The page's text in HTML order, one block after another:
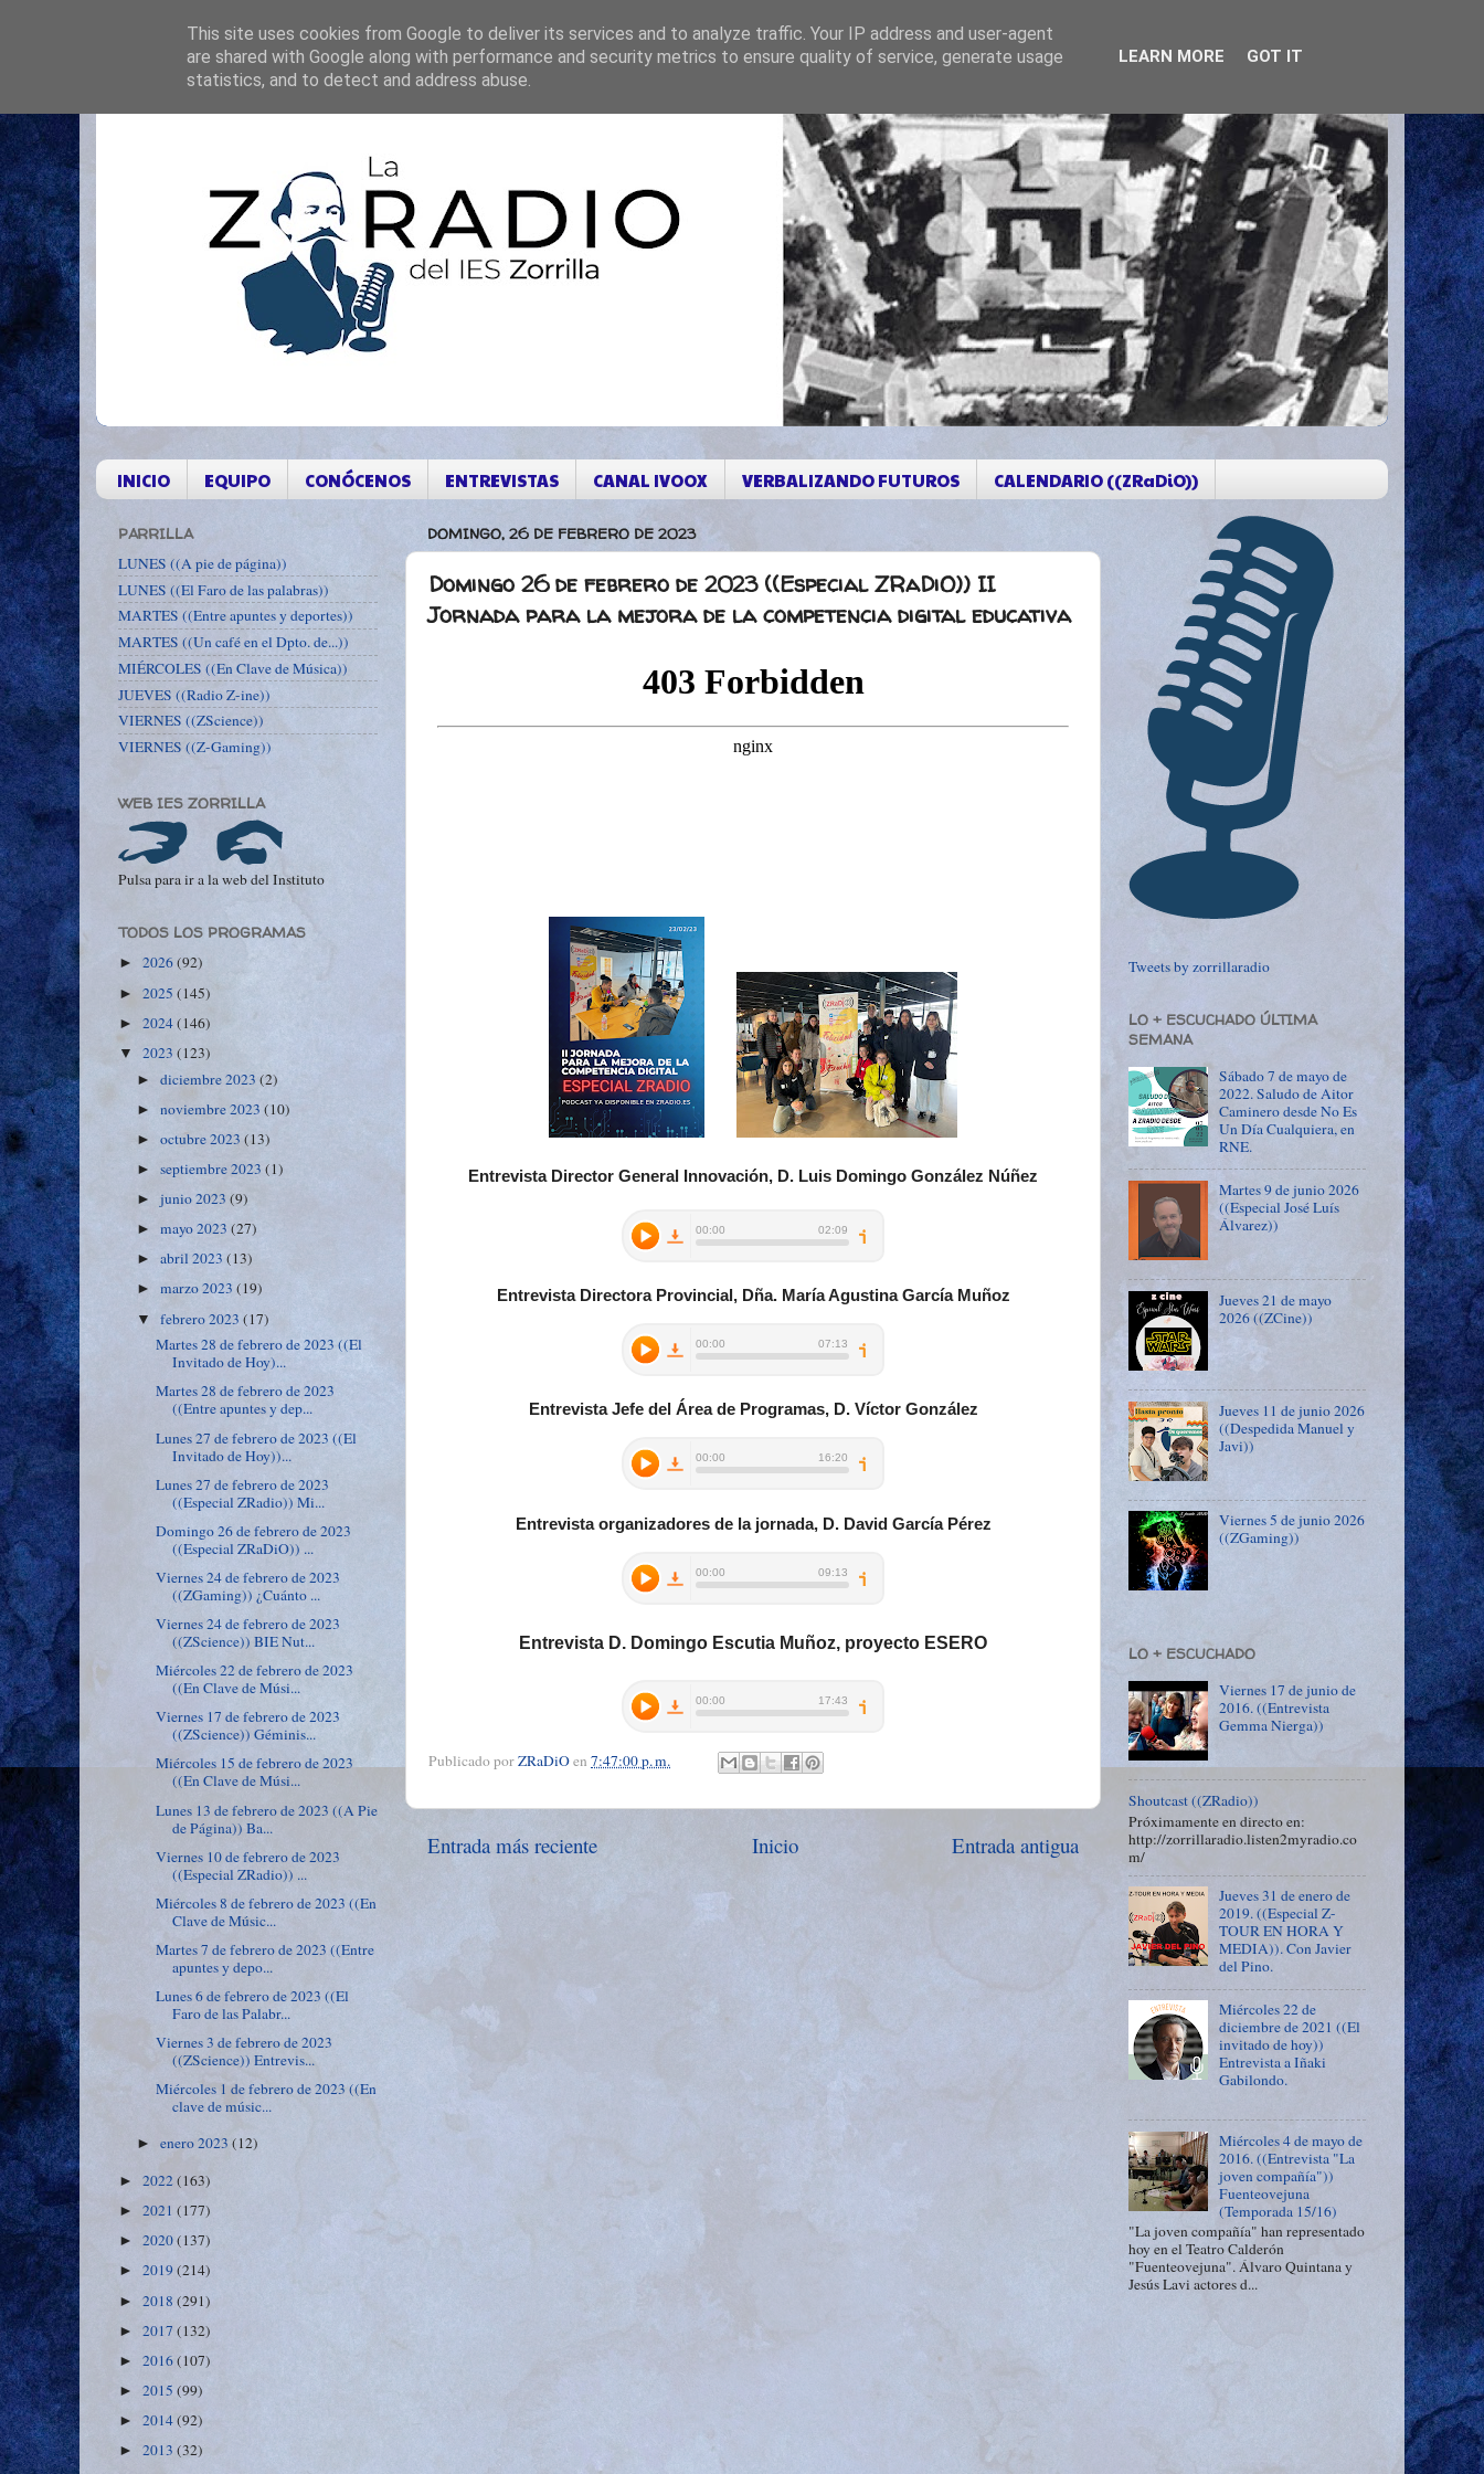
INICIO EQUIPO CONÓCENOS ENTREVISTAS CANAL IVOOX VERBALIZANDO FUTUROS CALENDARIO ((ZRaDiO))
DOMINGO, 26 DE FEBRERO DE 2023
Domingo 26 de febrero de 2023 ((Especial ZRaDiO)) II
Jornada para la mejora de la competencia digital educativa
Entrevista Director General Innovación, D. Luis Domingo González Núñez
Entrevista Directora Provincial, Dña. María Agustina García Muñoz
Entrevista Jefe del Área de Programas, D. Víctor González
Entrevista organizadores de la jornada, D. David García Pérez
Entrevista D. Domingo Escutia Muñoz, proyecto ESERO
Publicado porZRaDiOen 7:47:00 p. m.
Entrada más reciente Entrada antigua
Inicio
PARRILLA
LUNES ((A pie de página))
LUNES ((El Faro de las palabras))
MARTES ((Entre apuntes y deportes))
MARTES ((Un café en el Dpto. de...))
MIÉRCOLES ((En Clave de Música))
JUEVES ((Radio Z-ine))
VIERNES ((ZScience))
VIERNES ((Z-Gaming))
WEB IES ZORRILLA
Pulsa para ir a la web del Instituto
TODOS LOS PROGRAMAS
► 2026(92)
► 2025 (145)
► 2024(146)
▼ 2023 (123)
►diciembre 2023(2)
►noviembre 2023(10)
►octubre 2023(13)
►septiembre 2023(1)
►junio 2023(9)
►mayo 2023(27)
►abril 2023(13)
►marzo 2023(19)
▼febrero 2023(17)
Martes 28 de febrero de 2023 ((El
Invitado de Hoy)...
Martes 28 de febrero de 2023
((Entre apuntes y dep...
Lunes 27 de febrero de 2023 ((El
Invitado de Hoy))...
Lunes 27 de febrero de 2023
((Especial ZRadio)) Mi...
Domingo 26 de febrero de 2023
((Especial ZRaDiO)) ...
Viernes 24 de febrero de 2023
((ZGaming)) ¿Cuánto ...
Viernes 24 de febrero de 2023
((ZScience)) BIE Nut...
Miércoles 22 de febrero de 2023
((En Clave de Músi...
Viernes 17 de febrero de 2023
((ZScience)) Géminis...
Miércoles 15 de febrero de 2023
((En Clave de Músi...
Lunes 13 de febrero de 2023 ((A Pie
de Página)) Ba...
Viernes 10 de febrero de 2023
((Especial ZRadio)) ...
Miércoles 8 de febrero de 2023 ((En
Clave de Músic...
Martes 7 de febrero de 2023 ((Entre
apuntes y depo...
Lunes 6 de febrero de 2023 ((El
Faro de las Palabr...
Viernes 3 de febrero de 2023
((ZScience)) Entrevis...
Miércoles 1 de febrero de 2023 ((En
clave de músic...
►enero 2023(12)
► 2022(163)
► 2021 (177)
► 2020(137)
► 2019(214)
► 2018 (291)
► 2017 (132)
► 2016(107)
► 2015 (99)
► 2014(92)
► 2013 (32)
Tweets by zorrillaradio
LO + ESCUCHADO ÚLTIMA
SEMANA
Sábado 7 de mayo de
2022. Saludo de Aitor
Caminero desde No Es
Un Día Cualquiera, en
RNE.
Martes 9 de junio 2026
((Especial José Luís
Álvarez))
Jueves 21 de mayo
2026 ((ZCine))
Jueves 11 de junio 2026
((Despedida Manuel y
Javi))
Viernes 5 de junio 2026
((ZGaming))
LO + ESCUCHADO
Viernes 17 de junio de
2016. ((Entrevista
Gemma Nierga))
Shoutcast ((ZRadio))
Próximamente en directo en:
http://zorrillaradio.listen2myradio.co
m/
Jueves 31 de enero de
2019. ((Especial Z-
TOUR EN HORA Y
MEDIA)). Con Javier
del Pino.
Miércoles 22 de
diciembre de 2021 ((El
invitado de hoy))
Entrevista a Iñaki
Gabilondo.
Miércoles 4 de mayo de
2016. ((Entrevista "La
joven compañía"))
Fuenteovejuna
(Temporada 15/16)
"La joven compañía" han representado
hoy en el Teatro Calderón
"Fuenteovejuna". Álvaro Quintana y
Jesús Lavi actores d...
This site uses cookies from Google to deliver its services and to analyze traffic. Your IP address and user-agent
are shared with Google along with performance and security metrics to ensure quality of service, generate usage
statistics, and to detect and address abuse.
LEARN MORE GOT IT